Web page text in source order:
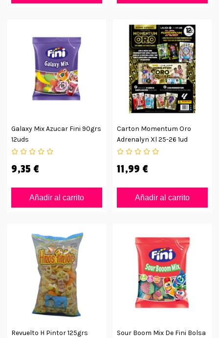
Galaxy Mix Azucar Fini 90grs
12uds
9,35 €
Añadir al carrito
Carton Momentum Oro
Adrenalyn Xl 25-26 1ud
11,99 €
Añadir al carrito
Revuelto H Pintor 125grs
Sour Boom Mix De Fini Bolsa